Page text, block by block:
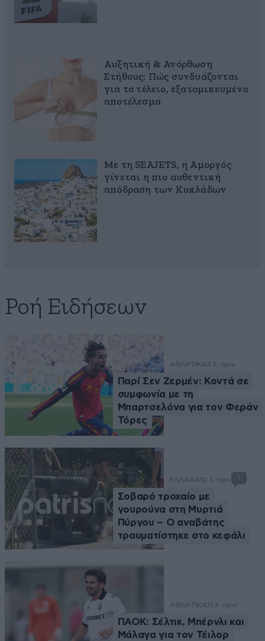
Αυξητική & Ανόρθωση
Στήθους: Πώς συνδυάζονται
για το τέλειο, εξατομικευμένο
αποτέλεσμα
Με τη SEAJETS, η Αμοργός
γίνεται η πιο αυθεντική
απόδραση των Κυκλάδων
Ροή Ειδήσεων
ΑΘΛΗΤΙΚΑ3 λ. πριν
Παρί Σεν Ζερμέν: Κοντά σε
συμφωνία με τη
Μπαρτσελόνα για τον Φεράν
Τόρες
ΕΛΛΑΔΑ 10 λ. πριν 1
Σοβαρό τροχαίο με
γουρούνα στη Μυρτιά
Πύργου – Ο αναβάτης
τραυματίστηκε στο κεφάλι
ΑΘΛΗΤΙΚΑ 11 λ. πριν
ΠΑΟΚ: Σέλτικ, Μπέρνλι και
Μάλαγα για τον Τέιλορ